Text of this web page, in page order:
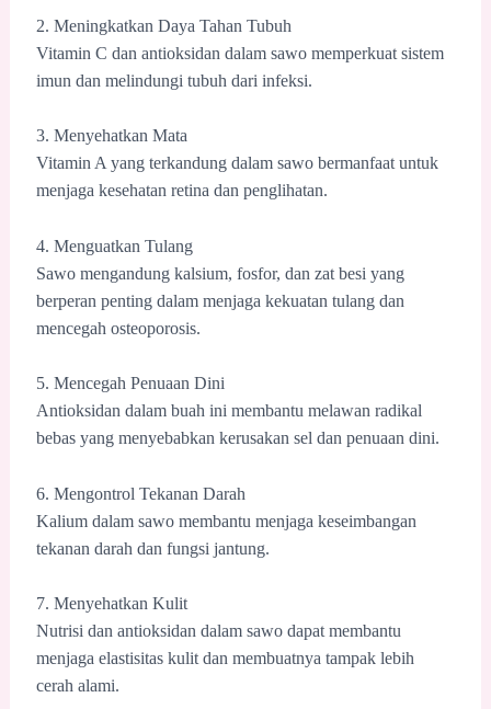
2. Meningkatkan Daya Tahan Tubuh
Vitamin C dan antioksidan dalam sawo memperkuat sistem
imun dan melindungi tubuh dari infeksi.
3. Menyehatkan Mata
Vitamin A yang terkandung dalam sawo bermanfaat untuk
menjaga kesehatan retina dan penglihatan.
4. Menguatkan Tulang
Sawo mengandung kalsium, fosfor, dan zat besi yang
berperan penting dalam menjaga kekuatan tulang dan
mencegah osteoporosis.
5. Mencegah Penuaan Dini
Antioksidan dalam buah ini membantu melawan radikal
bebas yang menyebabkan kerusakan sel dan penuaan dini.
6. Mengontrol Tekanan Darah
Kalium dalam sawo membantu menjaga keseimbangan
tekanan darah dan fungsi jantung.
7. Menyehatkan Kulit
Nutrisi dan antioksidan dalam sawo dapat membantu
menjaga elastisitas kulit dan membuatnya tampak lebih
cerah alami.